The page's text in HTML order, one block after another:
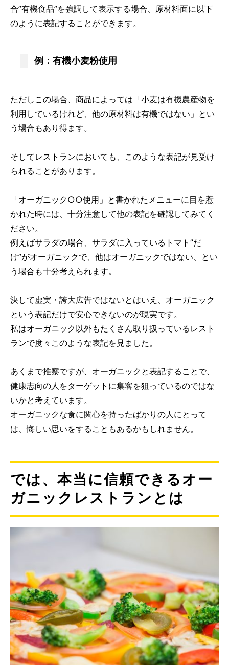
合”有機食品”を強調して表示する場合、原材料面に以下
のように表記することができます。
例：有機小麦粉使用
ただしこの場合、商品によっては「小麦は有機農産物を
利用しているけれど、他の原材料は有機ではない」とい
う場合もあり得ます。
そしてレストランにおいても、このような表記が見受け
られることがあります。
「オーガニック○○使用」と書かれたメニューに目を惹
かれた時には、十分注意して他の表記を確認してみてく
ださい。
例えばサラダの場合、サラダに入っているトマト”だ
け”がオーガニックで、他はオーガニックではない、とい
う場合も十分考えられます。
決して虚実・誇大広告ではないとはいえ、オーガニック
という表記だけで安心できないのが現実です。
私はオーガニック以外もたくさん取り扱っているレスト
ランで度々このような表記を見ました。
あくまで推察ですが、オーガニックと表記することで、
健康志向の人をターゲットに集客を狙っているのではな
いかと考えています。
オーガニックな食に関心を持ったばかりの人にとって
は、悔しい思いをすることもあるかもしれません。
では、本当に信頼できるオー
ガニックレストランとは